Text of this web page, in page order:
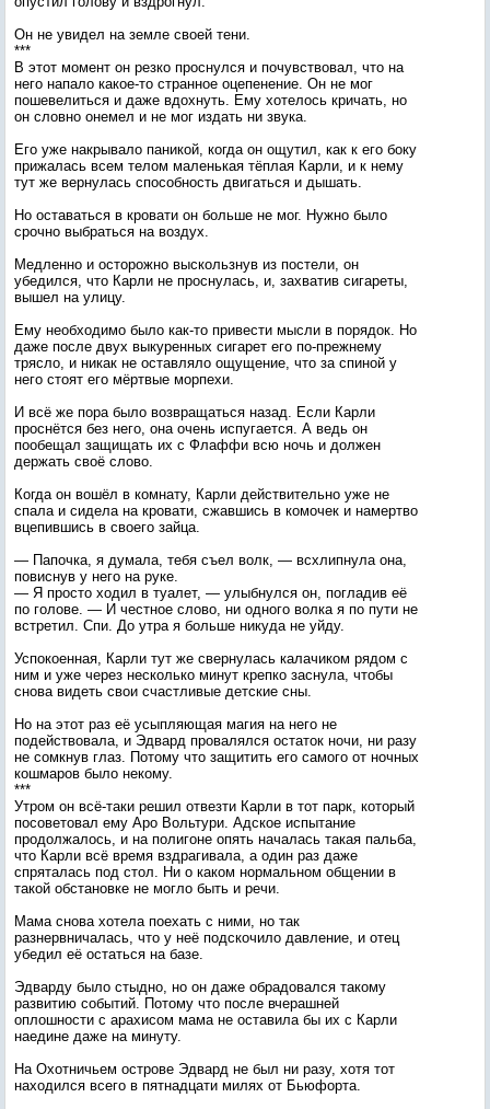
Он не увидел на земле своей тени.
***
В этот момент он резко проснулся и почувствовал, что на
него напало какое-то странное оцепенение. Он не мог
пошевелиться и даже вдохнуть. Ему хотелось кричать, но
он словно онемел и не мог издать ни звука.
Его уже накрывало паникой, когда он ощутил, как к его боку
прижалась всем телом маленькая тёплая Карли, и к нему
тут же вернулась способность двигаться и дышать.
Но оставаться в кровати он больше не мог. Нужно было
срочно выбраться на воздух.
Медленно и осторожно выскользнув из постели, он
убедился, что Карли не проснулась, и, захватив сигареты,
вышел на улицу.
Ему необходимо было как-то привести мысли в порядок. Но
даже после двух выкуренных сигарет его по-прежнему
трясло, и никак не оставляло ощущение, что за спиной у
него стоят его мёртвые морпехи.
И всё же пора было возвращаться назад. Если Карли
проснётся без него, она очень испугается. А ведь он
пообещал защищать их с Флаффи всю ночь и должен
держать своё слово.
Когда он вошёл в комнату, Карли действительно уже не
спала и сидела на кровати, сжавшись в комочек и намертво
вцепившись в своего зайца.
— Папочка, я думала, тебя съел волк, — всхлипнула она,
повиснув у него на руке.
— Я просто ходил в туалет, — улыбнулся он, погладив её
по голове. — И честное слово, ни одного волка я по пути не
встретил. Спи. До утра я больше никуда не уйду.
Успокоенная, Карли тут же свернулась калачиком рядом с
ним и уже через несколько минут крепко заснула, чтобы
снова видеть свои счастливые детские сны.
Но на этот раз её усыпляющая магия на него не
подействовала, и Эдвард провалялся остаток ночи, ни разу
не сомкнув глаз. Потому что защитить его самого от ночных
кошмаров было некому.
***
Утром он всё-таки решил отвезти Карли в тот парк, который
посоветовал ему Аро Вольтури. Адское испытание
продолжалось, и на полигоне опять началась такая пальба,
что Карли всё время вздрагивала, а один раз даже
спряталась под стол. Ни о каком нормальном общении в
такой обстановке не могло быть и речи.
Мама снова хотела поехать с ними, но так
разнервничалась, что у неё подскочило давление, и отец
убедил её остаться на базе.
Эдварду было стыдно, но он даже обрадовался такому
развитию событий. Потому что после вчерашней
оплошности с арахисом мама не оставила бы их с Карли
наедине даже на минуту.
На Охотничьем острове Эдвард не был ни разу, хотя тот
находился всего в пятнадцати милях от Бьюфорта.